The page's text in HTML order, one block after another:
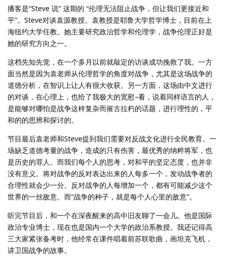
播客是“Steve 说” 这期的 “伦理无法阻止战争，但让我们更接近和
平”。Steve对谈袁源教授。袁教授是耶鲁大学哲学博士，目前在上
海纽约大学任教。她主要研究政治哲学和伦理学，战争伦理正好是
她的研究方向之一。
这档先知先觉，在一个多月以前就敲定的访谈成功挽救了我。一方
面当然是因为袁老师从伦理哲学的角度对战争，尤其是这场战争的
道德分析，在智识上让人有很大收获。另一方面，这场由中文进行
的对谈，在心理上，也给了我极大的宽慰–看，说着同样语言的人，
是能够对哪怕是战争这样复杂而摧古拉朽的话题，进行理性的，平
和的的思辨和探讨的。
节目最后袁老师和Steve提到我们需要对反战文化进行全民教育。一
场缺乏道德考量的战争，造成的只有伤害，最优秀的纳粹将军，也
是历史的罪人。而我们每个人的思考，对和平的坚定态度，也并非
没有意义。将对战争的反对表达出来的人每多一个，发动战争者的
合理性就会少一分。反对战争的人每增加一个，都有可能减少这个
世界的一丝敌意。而“战争的种子，就是每个人心里的敌意”。
听完节目后，和一个在深夜醒来的高中旧友聊了一会儿。他是国际
政治专业博士，现在也是国内一个大学的政治系教授。我还记得高
三大家紧张备考时，他经常在课件唱着前苏联歌曲，画坦克飞机，
讲卫国战争的故事。